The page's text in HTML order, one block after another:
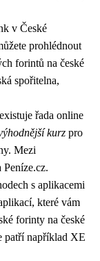
v České
prohlédnout
forintů na české
spořitelna,
řada online
kurz pro
Mezi
s aplikacemi
které vám
forinty na české
patří například XE